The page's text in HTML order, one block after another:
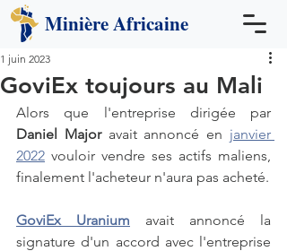
MinièreAfricaine
GoviEx toujours au Mali
1 juin 2023
Daniel Major avait annoncé en janvier
2022 vouloir vendre ses actifs maliens,
GoviEx Uranium avait annoncé la
signature d'un accord avec l'entreprise